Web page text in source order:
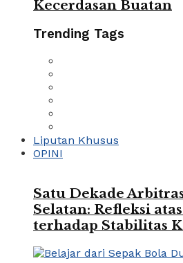
Kecerdasan Buatan
Trending Tags
Liputan Khusus
OPINI
Satu Dekade
Selatan: Refleksi
terhadap Stabilitas